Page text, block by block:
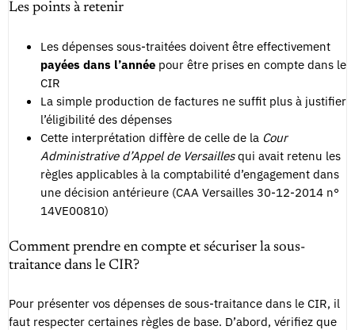
Les points à retenir
Les dépenses sous-traitées doivent être effectivement
payées dans l’année pour être prises en compte dans le
CIR
La simple production de factures ne suffit plus à justifier
l’éligibilité des dépenses
Cette interprétation diffère de celle de la Cour
Administrative d’Appel de Versaillesqui avait retenu les
règles applicables à la comptabilité d’engagement dans
une décision antérieure (CAA Versailles 30-12-2014 n°
14VE00810)
Comment prendre en compte et sécuriser la sous-
traitance dans le CIR?
Pour présenter vos dépenses de sous-traitance dans le CIR, il
faut respecter certaines règles de base. D’abord, vérifiez que